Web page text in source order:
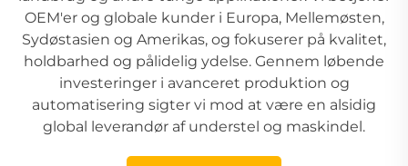
OEM'er og globale kunder i Europa, Mellemøsten,
Sydøstasien og Amerikas, og fokuserer på kvalitet,
holdbarhed og pålidelig ydelse. Gennem løbende
investeringer i avanceret produktion og
automatisering sigter vi mod at være en alsidig
global leverandør af understel og maskindel.